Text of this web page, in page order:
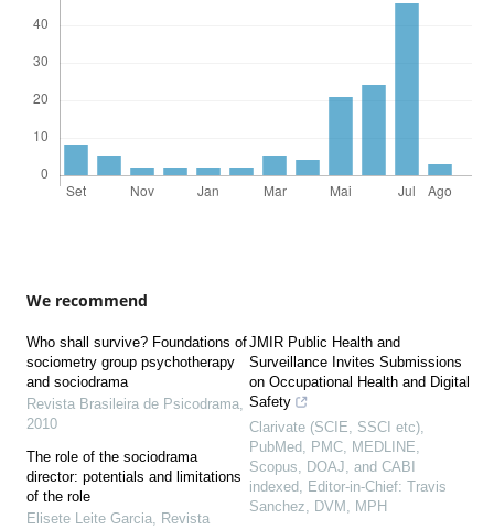
We recommend
Who shall survive? Foundations of
sociometry group psychotherapy
and sociodrama
Revista Brasileira de Psicodrama,
2010
The role of the sociodrama
director: potentials and limitations
of the role
Elisete Leite Garcia, Revista
JMIR Public Health and
Surveillance Invites Submissions
on Occupational Health and Digital
Safety
Clarivate (SCIE, SSCI etc),
PubMed, PMC, MEDLINE,
Scopus, DOAJ, and CABI
indexed, Editor-in-Chief: Travis
Sanchez, DVM, MPH